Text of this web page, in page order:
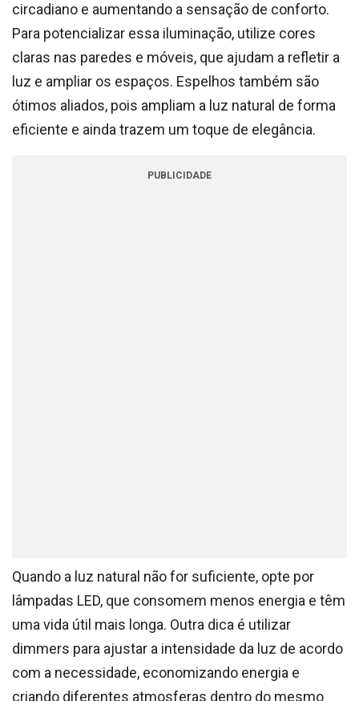
circadiano e aumentando a sensação de conforto.
Para potencializar essa iluminação, utilize cores
claras nas paredes e móveis, que ajudam a refletir a
luz e ampliar os espaços. Espelhos também são
ótimos aliados, pois ampliam a luz natural de forma
eficiente e ainda trazem um toque de elegância.
PUBLICIDADE
Quando a luz natural não for suficiente, opte por
lâmpadas LED, que consomem menos energia e têm
uma vida útil mais longa. Outra dica é utilizar
dimmers para ajustar a intensidade da luz de acordo
com a necessidade, economizando energia e
criando diferentes atmosferas dentro do mesmo